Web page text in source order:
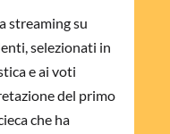
streaming su
selezionati in
e ai voti
del primo
che ha